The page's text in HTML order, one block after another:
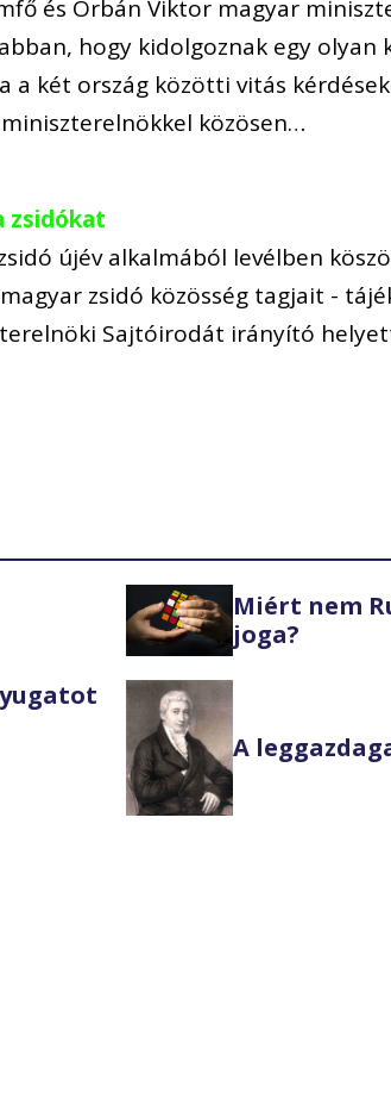
és Orbán Viktor magyar
hogy kidolgoznak egy olyan
a két ország közötti vitás
közösen…
zsidókat
újév alkalmából levélben
zsidó közösség tagjait -
Sajtóirodát irányító
Miért nem
joga?
A